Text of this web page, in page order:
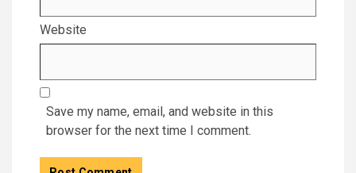
Website
Save my name, email, and website in this
browser for the next time I comment.